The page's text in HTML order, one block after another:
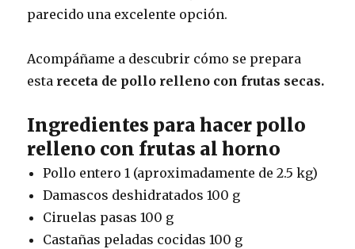
parecido una excelente opción.
Acompáñame a descubrir cómo se prepara
esta receta de pollo relleno con frutas secas.
Ingredientes para hacer pollo
relleno con frutas al horno
Pollo entero 1 (aproximadamente de 2.5 kg)
Damascos deshidratados 100 g
Ciruelas pasas 100 g
Castañas peladas cocidas 100 g